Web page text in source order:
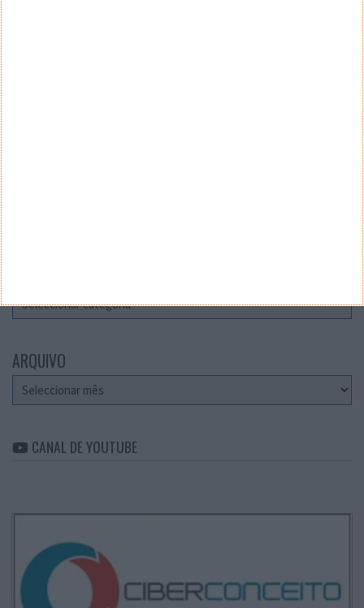
ARQUIVO
Arquivo
CANAL DE YOUTUBE